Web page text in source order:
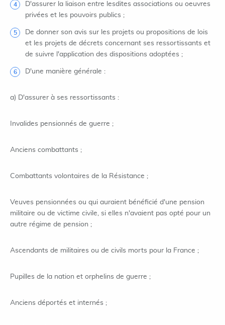
D'assurer la liaison entre lesdites associations ou oeuvres
privées et les pouvoirs publics ;
De donner son avis sur les projets ou propositions de lois
et les projets de décrets concernant ses ressortissants et
de suivre l'application des dispositions adoptées ;
D'une manière générale :
a) D'assurer à ses ressortissants :
Invalides pensionnés de guerre ;
Anciens combattants ;
Combattants volontaires de la Résistance ;
Veuves pensionnées ou qui auraient bénéficié d'une pension
militaire ou de victime civile, si elles n'avaient pas opté pour un
autre régime de pension ;
Ascendants de militaires ou de civils morts pour la France ;
Pupilles de la nation et orphelins de guerre ;
Anciens déportés et internés ;